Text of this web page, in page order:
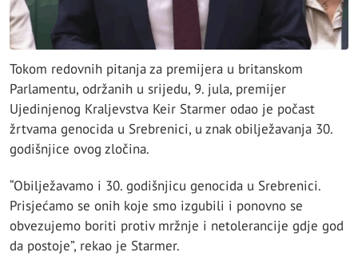
Tokom redovnih pitanja za premijera u britanskom
Parlamentu, održanih u srijedu, 9. jula, premijer
Ujedinjenog Kraljevstva Keir Starmer odao je počast
žrtvama genocida u Srebrenici, u znak obilježavanja 30.
godišnjice ovog zločina.
“Obilježavamo i 30. godišnjicu genocida u Srebrenici.
Prisjećamo se onih koje smo izgubili i ponovno se
obvezujemo boriti protiv mržnje i netolerancije gdje god
da postoje”, rekao je Starmer.